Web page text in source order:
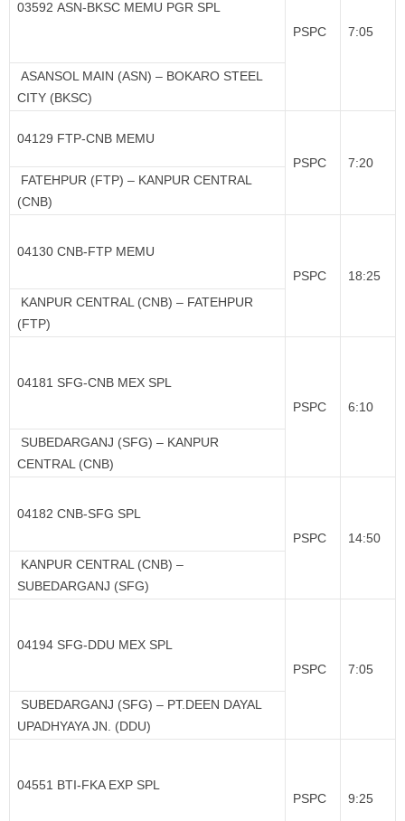
03592 ASN-BKSC MEMU PGR SPL
PSPC
7:05
ASANSOL MAIN (ASN) – BOKARO STEEL
CITY (BKSC)
04129 FTP-CNB MEMU
PSPC
7:20
FATEHPUR (FTP) – KANPUR CENTRAL
(CNB)
04130 CNB-FTP MEMU
PSPC
18:25
KANPUR CENTRAL (CNB) – FATEHPUR
(FTP)
04181 SFG-CNB MEX SPL
PSPC
6:10
SUBEDARGANJ (SFG) – KANPUR
CENTRAL (CNB)
04182 CNB-SFG SPL
PSPC
14:50
KANPUR CENTRAL (CNB) –
SUBEDARGANJ (SFG)
04194 SFG-DDU MEX SPL
PSPC
7:05
SUBEDARGANJ (SFG) – PT.DEEN DAYAL
UPADHYAYA JN. (DDU)
04551 BTI-FKA EXP SPL
PSPC
9:25